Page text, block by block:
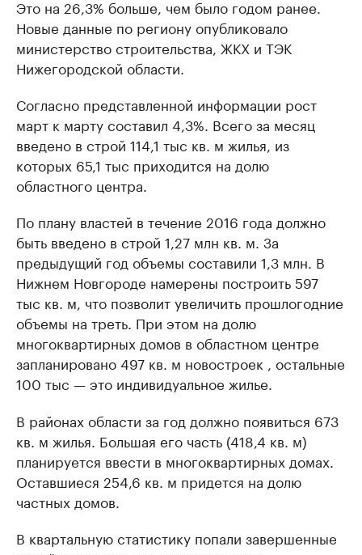
Это на 26,3% больше, чем было годом ранее.
Новые данные по региону опубликовало
министерство строительства, ЖКХ и ТЭК
Нижегородской области.
Согласно представленной информации рост
март к марту составил 4,3%. Всего за месяц
введено в строй 114,1 тыс кв. м жилья, из
которых 65,1 тыс приходится на долю
областного центра.
По плану властей в течение 2016 года должно
быть введено в строй 1,27 млн кв. м. За
предыдущий год объемы составили 1,3 млн. В
Нижнем Новгороде намерены построить 597
тыс кв. м, что позволит увеличить прошлогодние
объемы на треть. При этом на долю
многоквартирных домов в областном центре
запланировано 497 кв. м новостроек , остальные
100 тыс — это индивидуальное жилье.
В районах области за год должно появиться 673
кв. м жилья. Большая его часть (418,4 кв. м)
планируется ввести в многоквартирных домах.
Оставшиеся 254,6 кв. м придется на долю
частных домов.
В квартальную статистику попали завершенные